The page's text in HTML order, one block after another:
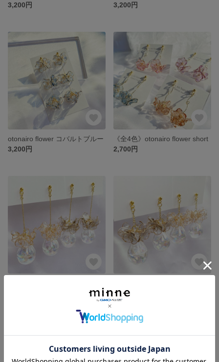
3,200円
3,200円
otonairo flower コバルトブルー
3,200円
《全4色》otonairo flower short
2,700円
3,000円